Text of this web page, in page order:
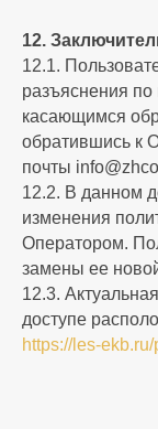
12.
12.1.
разъяснения
касающимся
обратившись к
почты
12.2. В данном
изменения
Оператором.
замены ее
12.3.
доступе
https://les-